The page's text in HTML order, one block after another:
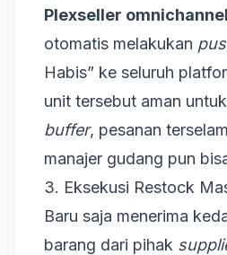
Plexseller omnichannel
otomatis melakukan
Habis” ke seluruh
unit tersebut aman
buffer, pesanan
manajer gudang pun
3. Eksekusi Restock
Baru saja menerima
barang dari pihak